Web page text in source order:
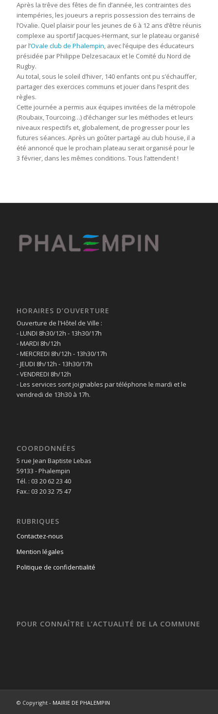
Après la trêve des fêtes de fin d’année, les contraintes des
intempéries, les joueurs a repris possession des terrains de
l’Ovalie. Quel plaisir pour les jeunes de 6 à 12 ans d’être réunis
complexe au sportif Jacques-Hermant, sur le plateau organisé
par l’Ovale club de Phalempin, avec l’équipe des éducateurs
présidée par Philippe Delzesacaux et le Comité du Nord de
Rugby.
Au total, sous le soleil d’hiver, 140 enfants ont pu s’échauffer,
partager des exercices communs et jouer dans l’esprit des
règles.
Cette journée a permis aux équipes invitées de la métropole
(Roubaix, Tourcoing…) d’échanger sur les méthodes et leurs
niveaux respectifs et, globalement, de progresser pour les
futures séances. Après un goûter partagé au club house, il a
été annoncé que le prochain plateau serait organisé pour le
3 février, dans les mêmes conditions. Tous l’attendent !
HORAIRES D’OUVERTURE
Ouverture de l'Hôtel de Ville :
- LUNDI 8h30/12h - 13h30/17h
- MARDI 8h/12h
- MERCREDI 8h/12h - 13h30/17h
- JEUDI 8h/12h - 13h30/17h
- VENDREDI 8h/12h
- Les services sont joignables par téléphone le mardi et le
vendredi de 13h30 à 17h.
COORDONNÉES
5 rue Jean Baptiste Lebas
59133 - Phalempin
Tél. : 03 20 62 23 40
Fax.: 03 20 32 75 47
RUBRIQUES
Contactez-nous
Mention légales
Politique de confidentialité
POUR CONNAÎTRE L’ACTUALITÉ DE LA COMMUNE
© Copyright - MAIRIE DE PHALEMPIN